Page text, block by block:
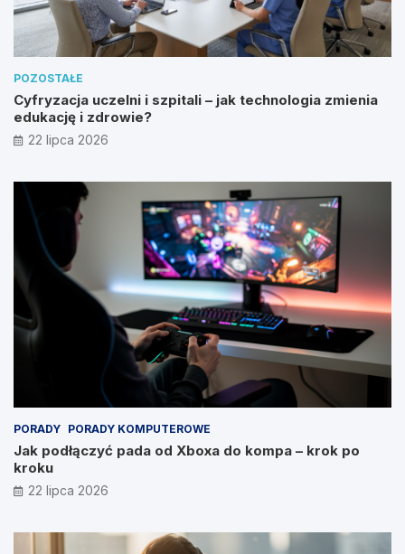
POZOSTAŁE
Cyfryzacja uczelni i szpitali – jak technologia zmienia
edukację i zdrowie?
22 lipca 2026
PORADY PORADY KOMPUTEROWE
Jak podłączyć pada od Xboxa do kompa – krok po
kroku
22 lipca 2026